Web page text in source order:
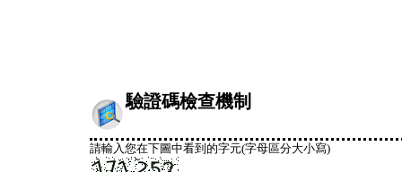
驗證碼檢查機制
請輸入您在下圖中看到的字元(字母區分大小寫)